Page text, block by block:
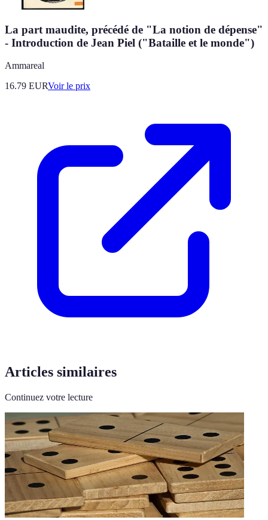
La part maudite, précédé de "La notion de dépense"
- Introduction de Jean Piel ("Bataille et le monde")
Ammareal
16.79 EURVoir le prix
Articles similaires
Continuez votre lecture